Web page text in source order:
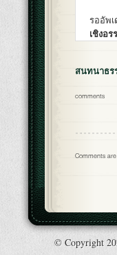
รออัพ
เชิงอร
สนทนาธร
comments
Comments
© Copyright